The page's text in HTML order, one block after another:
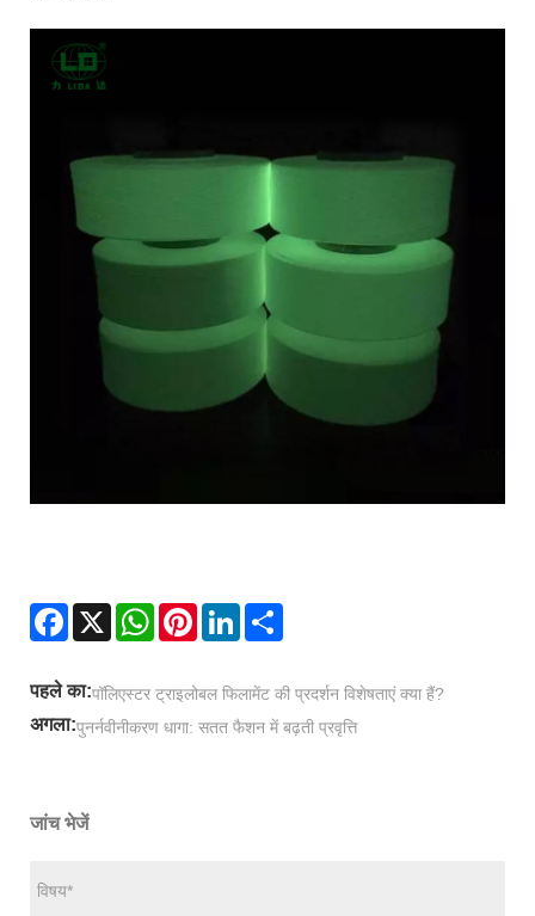
Facebook
X WhatsAppPinterestLinkedIn
पहले का:पॉलिएस्टर ट्राइलोबल फिलामेंट की प्रदर्शन विशेषताएं क्या हैं?
अगला:पुनर्नवीनीकरण धागा: सतत फैशन में बढ़ती प्रवृत्ति
जांच भेजें